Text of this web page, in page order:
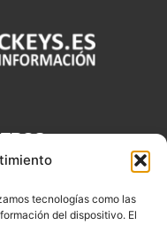
tecnologías como las
del dispositivo. El
tecnologías y
ser un mejor Djs.